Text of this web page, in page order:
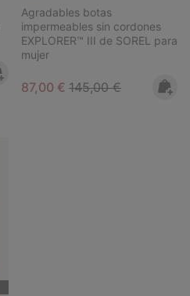
Agradables botas
impermeables sin cordones
EXPLORER™ III de SOREL para
mujer
Sale price:
87,00 € Regular price:
145,00 €